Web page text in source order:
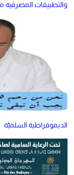
والتطبيقات المصرفية
الديموقراطية السلميّة